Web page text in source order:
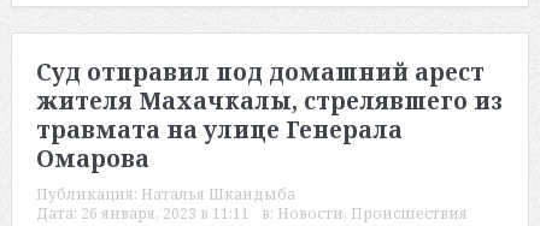
Суд отправил под домашний арест
жителя Махачкалы, стрелявшего из
травмата на улице Генерала
Омарова
Публикация: Наталья Шкандыба
Дата: 26 января, 2023 в 11:11 в: Новости, Происшествия